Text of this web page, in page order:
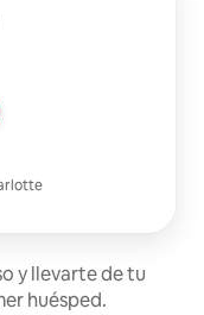
y llevarte de tu
huésped.